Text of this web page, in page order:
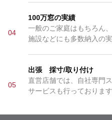
04
100万窓の実績
一般のご家庭はもちろん
施設などにも多数納入の実
05
出張 採寸/取り付け
直営店舗では、自社専門
サービスも行っております